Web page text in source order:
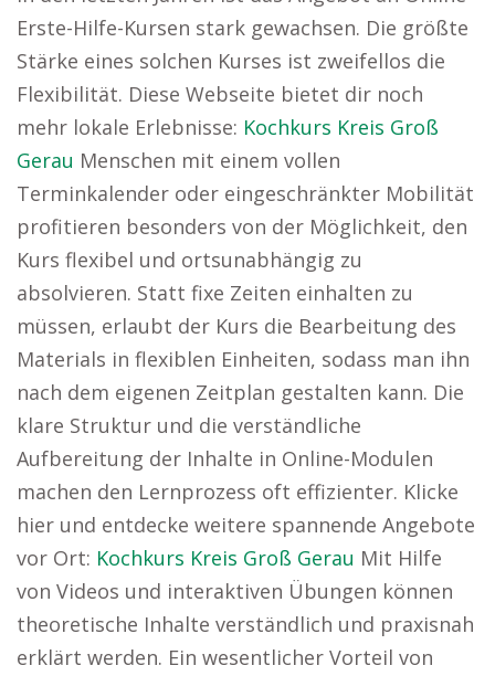
Erste-Hilfe-Kursen stark gewachsen. Die größte
Stärke eines solchen Kurses ist zweifellos die
Flexibilität. Diese Webseite bietet dir noch
mehr lokale Erlebnisse: Kochkurs Kreis Groß
Gerau Menschen mit einem vollen
Terminkalender oder eingeschränkter Mobilität
profitieren besonders von der Möglichkeit, den
Kurs flexibel und ortsunabhängig zu
absolvieren. Statt fixe Zeiten einhalten zu
müssen, erlaubt der Kurs die Bearbeitung des
Materials in flexiblen Einheiten, sodass man ihn
nach dem eigenen Zeitplan gestalten kann. Die
klare Struktur und die verständliche
Aufbereitung der Inhalte in Online-Modulen
machen den Lernprozess oft effizienter. Klicke
hier und entdecke weitere spannende Angebote
vor Ort: Kochkurs Kreis Groß Gerau Mit Hilfe
von Videos und interaktiven Übungen können
theoretische Inhalte verständlich und praxisnah
erklärt werden. Ein wesentlicher Vorteil von